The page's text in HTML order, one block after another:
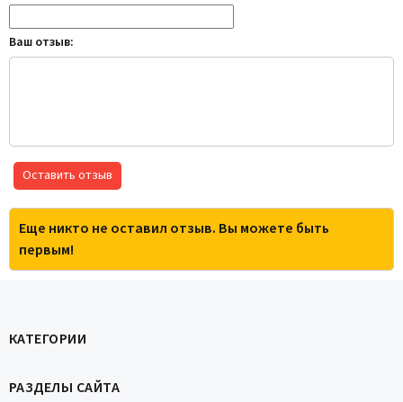
Ваш отзыв:
Оставить отзыв
Еще никто не оставил отзыв. Вы можете быть
первым!
КАТЕГОРИИ
РАЗДЕЛЫ САЙТА